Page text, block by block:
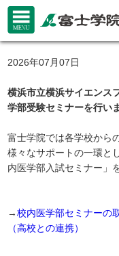
2026年07月07日
横浜市立横浜サイエンス
学部受験セミナーを行い
富士学院では各学校から
様々なサポートの一環と
内医学部入試セミナー」
→校内医学部セミナーの
（高校との連携）